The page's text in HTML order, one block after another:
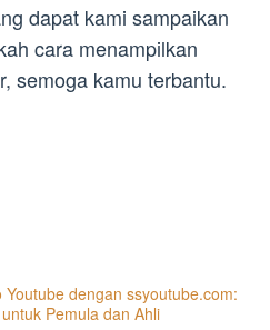
dapat kami sampaikan
cara menampilkan
semoga kamu terbantu.
Youtube dengan ssyoutube.com:
Pemula dan Ahli